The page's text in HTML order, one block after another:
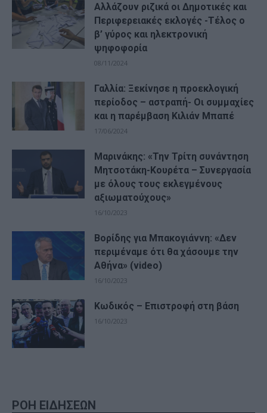
Αλλάζουν ριζικά οι Δημοτικές και
Περιφερειακές εκλογές -Τέλος ο
β’ γύρος και ηλεκτρονική
ψηφοφορία
08/11/2024
Γαλλία: Ξεκίνησε η προεκλογική
περίοδος – αστραπή- Οι συμμαχίες
και η παρέμβαση Κιλιάν Μπαπέ
17/06/2024
Μαρινάκης: «Την Τρίτη συνάντηση
Μητσοτάκη-Κουρέτα – Συνεργασία
με όλους τους εκλεγμένους
αξιωματούχους»
16/10/2023
Βορίδης για Μπακογιάννη: «Δεν
περιμέναμε ότι θα χάσουμε την
Αθήνα» (video)
16/10/2023
Κωδικός – Επιστροφή στη βάση
16/10/2023
ΡΟΗ ΕΙΔΗΣΕΩΝ